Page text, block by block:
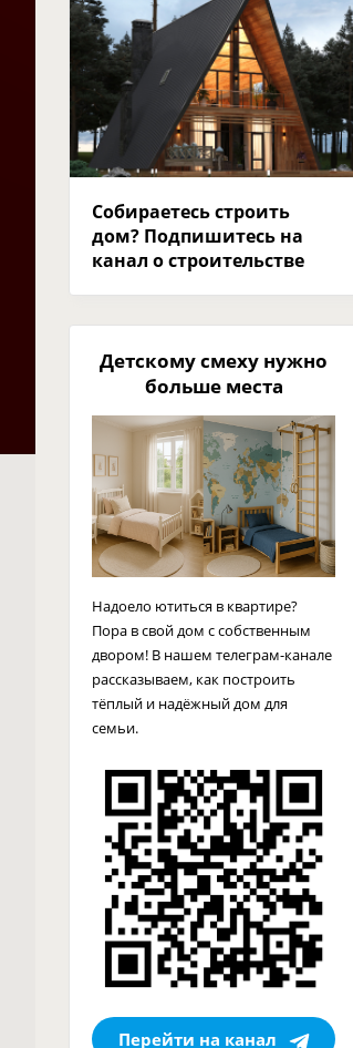
Собираетесь строить
дом? Подпишитесь на
канал о строительстве
Детскому смеху нужно
больше места
Надоело ютиться в квартире?
Пора в свой дом с собственным
двором! В нашем телеграм-канале
рассказываем, как построить
тёплый и надёжный дом для
семьи.
Перейти на канал